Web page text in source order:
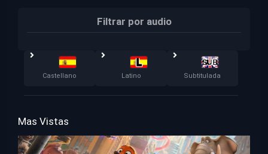
Filtrar por audio
Castellano Latino Subtitulada
Mas Vistas